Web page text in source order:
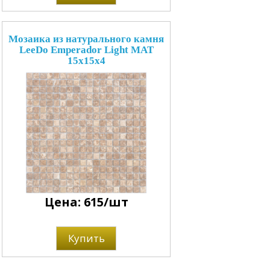
Мозаика из натурального камня
LeeDo Emperador Light MAT
15x15x4
Цена: 615/шт
Купить